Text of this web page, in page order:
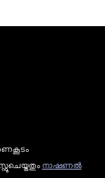
നാഷണല്‍